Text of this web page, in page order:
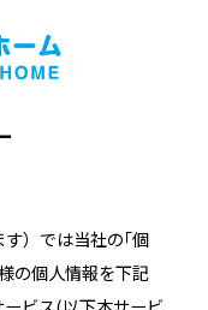
）では当社の｢個
の個人情報を下記